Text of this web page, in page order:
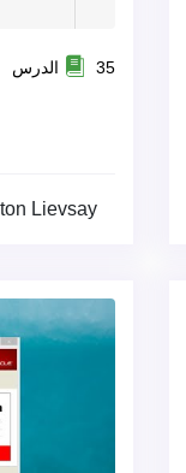
35 الدرس
Lievsay